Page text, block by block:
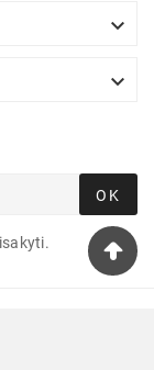


OK